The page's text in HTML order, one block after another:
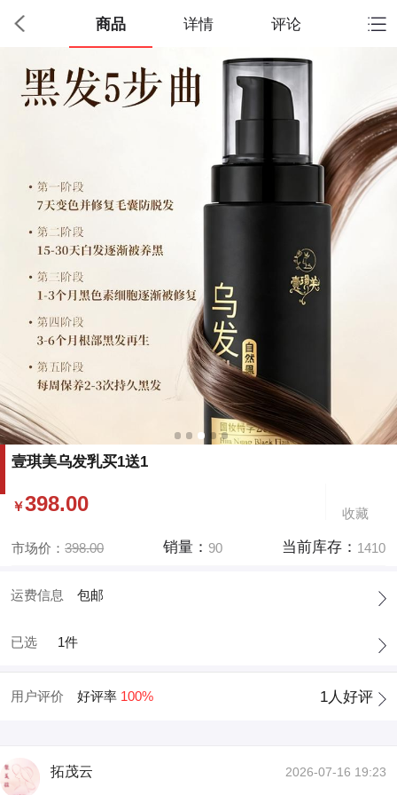
商品 详情 评论
壹琪美乌发乳买1送1
￥398.00 收藏
市场价：398.00 销量： 90 当前库存： 1410
运费信息 包邮
已选 1件
用户评价 好评率 100% 1人好评
拓茂云 2026-07-16 19:23